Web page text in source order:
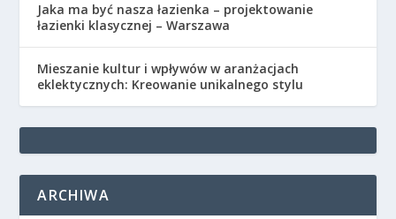
Jaka ma być nasza łazienka – projektowanie
łazienki klasycznej – Warszawa
Mieszanie kultur i wpływów w aranżacjach
eklektycznych: Kreowanie unikalnego stylu
ARCHIWA